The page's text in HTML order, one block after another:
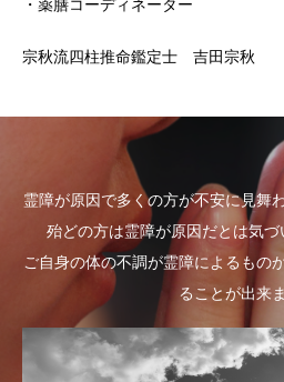
宗秋流四柱推命鑑定士 吉田宗秋
霊障が原因で多くの方が不安に見舞
殆どの方は霊障が原因だとは気づ
ご自身の体の不調が霊障によるもの
ることが出来ま